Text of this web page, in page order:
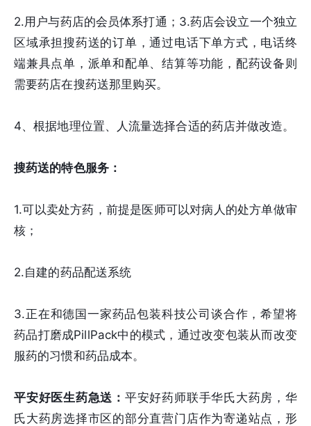
2.用户与药店的会员体系打通；3.药店会设立一个独立
区域承担搜药送的订单，通过电话下单方式，电话终
端兼具点单，派单和配单、结算等功能，配药设备则
需要药店在搜药送那里购买。
4、根据地理位置、人流量选择合适的药店并做改造。
搜药送的特色服务：
1.可以卖处方药，前提是医师可以对病人的处方单做审
核；
2.自建的药品配送系统
3.正在和德国一家药品包装科技公司谈合作，希望将
药品打磨成PillPack中的模式，通过改变包装从而改变
服药的习惯和药品成本。
平安好医生药急送： 平安好药师联手华氏大药房，华
氏大药房选择市区的部分直营门店作为寄递站点，形